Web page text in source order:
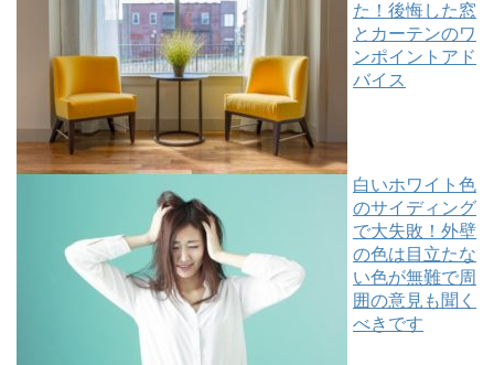
た！後悔した窓
とカーテンのワ
ンポイントアド
バイス
白いホワイト色
のサイディング
で大失敗！外壁
の色は目立たな
い色が無難で周
囲の意見も聞く
べきです